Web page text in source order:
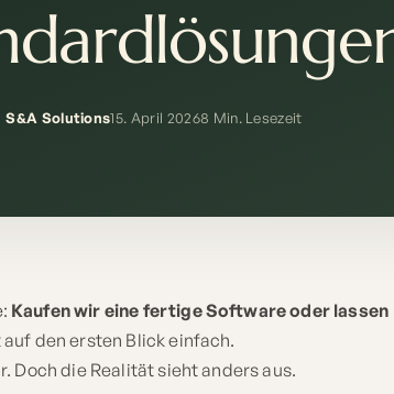
S&A Solutions15. April 20268 Min. Lesezeit
Kaufen wir eine fertige Software oder lassen
den ersten Blick einfach.
die Realität sieht anders aus.